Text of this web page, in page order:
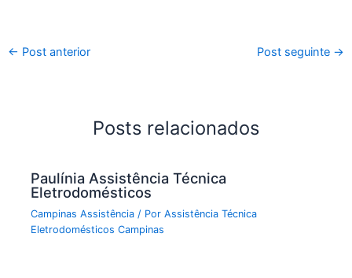
← Post anterior Post seguinte →
Posts relacionados
Paulínia Assistência Técnica
Eletrodomésticos
Campinas Assistência / PorAssistência Técnica
Eletrodomésticos Campinas